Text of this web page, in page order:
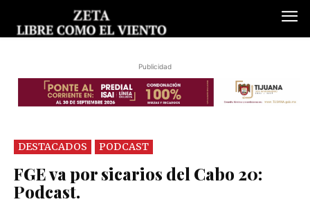
Publicidad
DESTACADOS PODCAST
FGE va por sicarios del Cabo 20:
Podcast.